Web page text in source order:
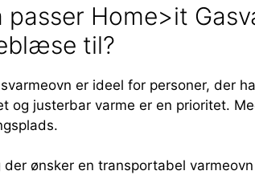
passer Home>it
til?
er ideel for personer, der
og justerbar varme er en prioritet.
der ønsker en transportabel varmeovn